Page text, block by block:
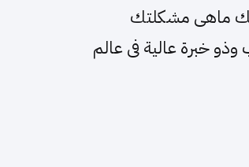
ماهى مشكلتك
خبرة عالية فى عالم